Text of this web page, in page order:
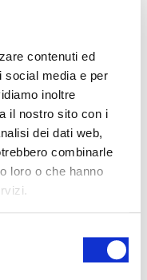
contenuti ed
social media e per
inoltre
il nostro sito con i
dei dati web,
combinarle
loro o che hanno